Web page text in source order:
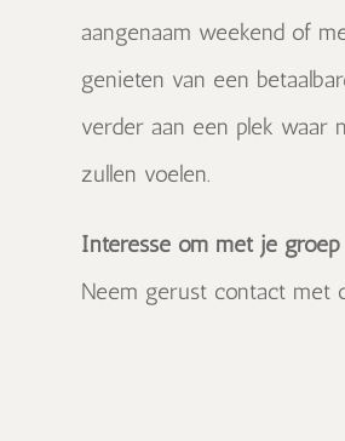
aangenaam weekend of
genieten van een
verder aan een plek waar
zullen voelen.
Interesse om met je
Neem gerust contact met